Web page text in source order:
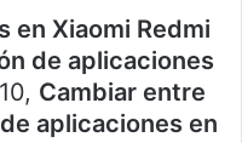
en Xiaomi Redmi
de aplicaciones
Cambiar entre
aplicaciones en